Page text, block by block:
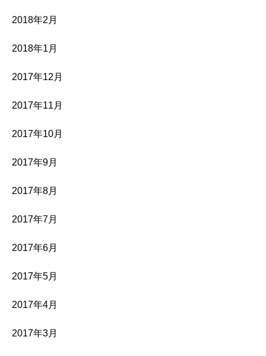
2018年2月
2018年1月
2017年12月
2017年11月
2017年10月
2017年9月
2017年8月
2017年7月
2017年6月
2017年5月
2017年4月
2017年3月